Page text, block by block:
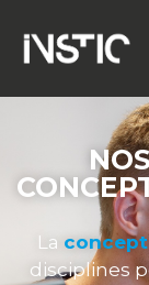
La
disciplines